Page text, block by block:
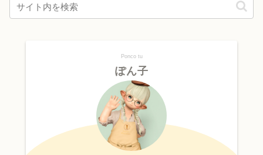
Ponco tu
ぽん子